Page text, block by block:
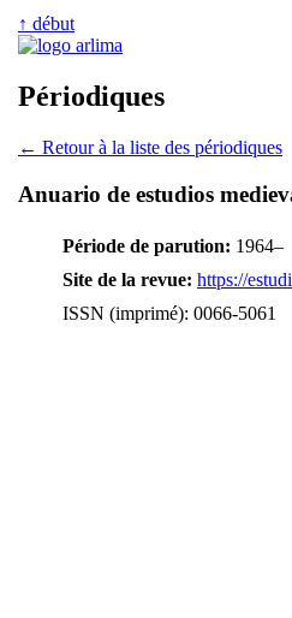
↑ début
Périodiques
← Retour à la liste des périodiques
Anuario de estudios
Période de parution: 1964–
Site de la revue: https://
ISSN (imprimé): 0066-5061